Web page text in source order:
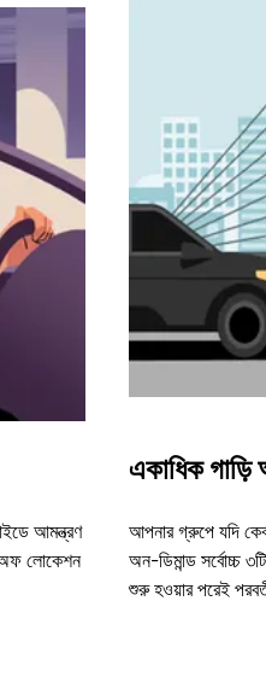
আমন্ত্রণ
লোকেশন
একাধিক গাড়ি
আপনার গ্রুপে যদি
অন-ডিমান্ড সর্বোচ্চ
শুরু হওয়ার পরেই